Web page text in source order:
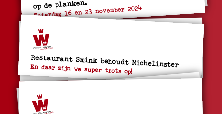
op de planken.
Zaterdag 16 en 23 november 2024
Restaurant Smink behoudt Michelinster
En daar zijn we super trots op!